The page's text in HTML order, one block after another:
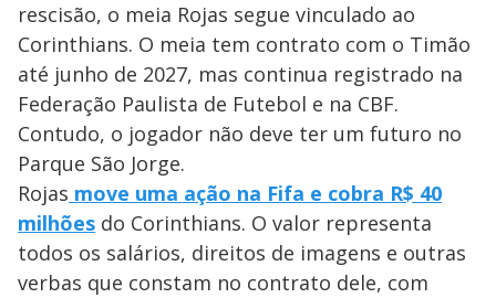
rescisão, o meia Rojas segue vinculado ao
Corinthians. O meia tem contrato com o Timão
até junho de 2027, mas continua registrado na
Federação Paulista de Futebol e na CBF.
Contudo, o jogador não deve ter um futuro no
Parque São Jorge.
Rojas move uma ação na Fifa e cobra R$ 40
milhões do Corinthians. O valor representa
todos os salários, direitos de imagens e outras
verbas que constam no contrato dele, com